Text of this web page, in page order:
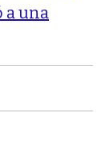
a una